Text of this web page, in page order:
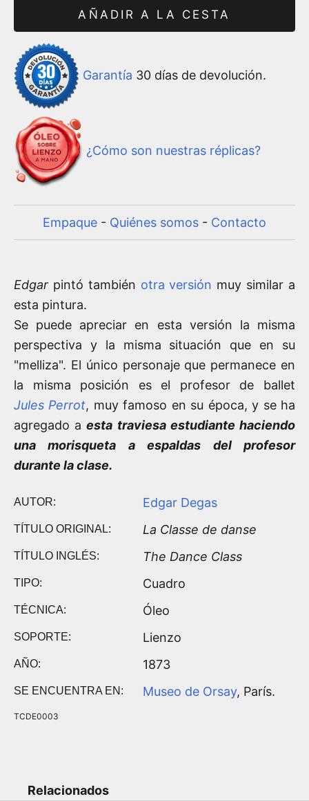
AÑADIR A LA CESTA
Garantía 30 días de devolución.
¿Cómo son nuestras réplicas?
Empaque - Quiénes somos - Contacto
Edgar pintó también otra versión muy similar a
esta pintura.
Se puede apreciar en esta versión la misma
perspectiva y la misma situación que en su
"melliza". El único personaje que permanece en
la misma posición es el profesor de ballet
Jules Perrot, muy famoso en su época, y se ha
agregado aesta traviesa estudiante haciendo
una morisqueta a espaldas del profesor
durante la clase.
AUTOR: Edgar Degas
TÍTULO ORIGINAL: La Classe de danse
TÍTULO INGLÉS: The Dance Class
TIPO: Cuadro
TÉCNICA: Óleo
SOPORTE: Lienzo
AÑO: 1873
SE ENCUENTRA EN: Museo de Orsay, París.
TCDE0003
Relacionados